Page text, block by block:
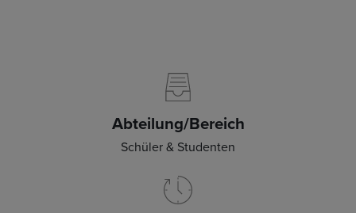
Abteilung/Bereich
Schüler & Studenten